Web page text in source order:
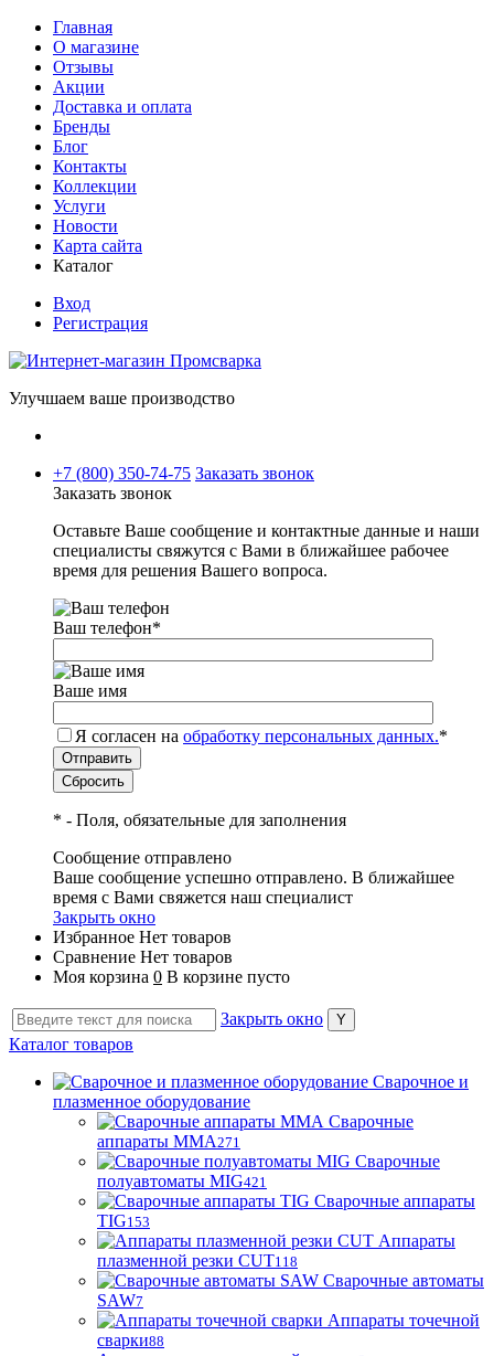
Главная
О магазине
Отзывы
Акции
Доставка и оплата
Бренды
Блог
Контакты
Коллекции
Услуги
Новости
Карта сайта
Каталог
Вход
Регистрация
Улучшаем ваше производство
+7 (800) 350-74-75 Заказать звонок
Заказать звонок
Оставьте Ваше сообщение и контактные данные и наши
специалисты свяжутся с Вами в ближайшее рабочее
время для решения Вашего вопроса.
Ваш телефон*
Ваше имя
Я согласен на обработку персональных данных.*
* - Поля, обязательные для заполнения
Сообщение отправлено
Ваше сообщение успешно отправлено. В ближайшее
время с Вами свяжется наш специалист
Закрыть окно
Избранное Нет товаров
Сравнение Нет товаров
Моя корзина 0 В корзине пусто
Закрыть окно
Каталог товаров
Сварочное и
плазменное оборудование
Сварочные
аппараты MMA271
Сварочные
полуавтоматы MIG421
Сварочные аппараты
TIG153
Аппараты
плазменной резки CUT118
Сварочные автоматы
SAW7
Аппараты точечной
сварки88